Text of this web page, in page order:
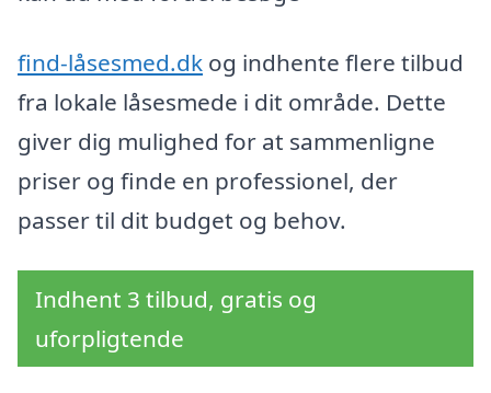
find-låsesmed.dk og indhente flere tilbud
fra lokale låsesmede i dit område. Dette
giver dig mulighed for at sammenligne
priser og finde en professionel, der
passer til dit budget og behov.
Indhent 3 tilbud, gratis og
uforpligtende